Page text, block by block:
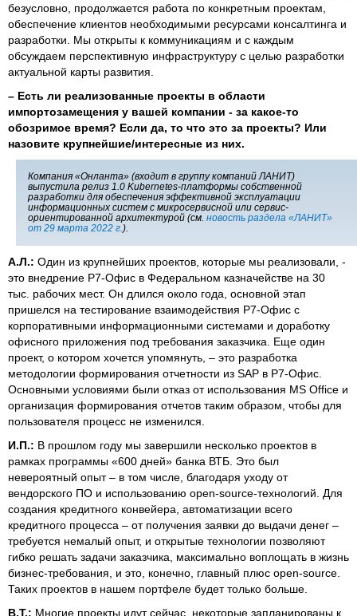
безусловно, продолжается работа по конкретным проектам,
обеспечение клиентов необходимыми ресурсами консалтинга и
разработки. Мы открыты к коммуникациям и с каждым
обсуждаем перспективную инфраструктуру с целью разработки
актуальной карты развития.
– Есть ли реализованные проекты в области
импортозамещения у вашей компании - за какое-то
обозримое время? Если да, то что это за проекты? Или
назовите крупнейшие/интересные из них.
Компания «Онланта» (входит в группу компаний ЛАНИТ)
выпустила релиз 1.0 Kubernetes-платформы собственной
разработки для обеспечения эффективной эксплуатации
информационных систем с микросервисной или сервис-
ориентированной архитектурой (см. новость раздела «ЛАНИТ»
от 29 марта 2022 г. ).
А.Л.: Один из крупнейших проектов, которые мы реализовали, -
это внедрение Р7-Офис в Федеральном казначействе на 30
тыс. рабочих мест. Он длился около года, основной этап
пришелся на тестирование взаимодействия Р7-Офис с
корпоративными информационными системами и доработку
офисного приложения под требования заказчика. Еще один
проект, о котором хочется упомянуть, – это разработка
методологии формирования отчетности из SAP в Р7-Офис.
Основными условиями были отказ от использования MS Office и
организация формирования отчетов таким образом, чтобы для
пользователя процесс не изменился.
И.П.: В прошлом году мы завершили несколько проектов в
рамках программы «600 дней» банка ВТБ. Это был
невероятный опыт – в том числе, благодаря уходу от
вендорского ПО и использованию open-source-технологий. Для
создания кредитного конвейера, автоматизации всего
кредитного процесса – от получения заявки до выдачи денег –
требуется немалый опыт, и открытые технологии позволяют
гибко решать задачи заказчика, максимально воплощать в жизнь
бизнес-требования, и это, конечно, главный плюс open-source.
Таких проектов в нашем портфеле будет только больше.
В.Т.: Многие проекты идут сейчас, некоторые запланированы к